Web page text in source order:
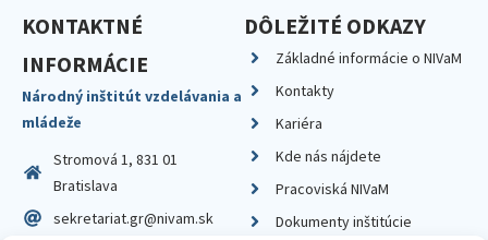
KONTAKTNÉ
INFORMÁCIE
Národný inštitút vzdelávania a
mládeže
Stromová 1, 831 01
Bratislava
sekretariat.gr@nivam.sk
DÔLEŽITÉ ODKAZY
Základné informácie o NIVaM
Kontakty
Kariéra
Kde nás nájdete
Pracoviská NIVaM
Dokumenty inštitúcie